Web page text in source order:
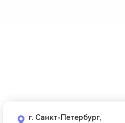
г. Санкт-Петербург,